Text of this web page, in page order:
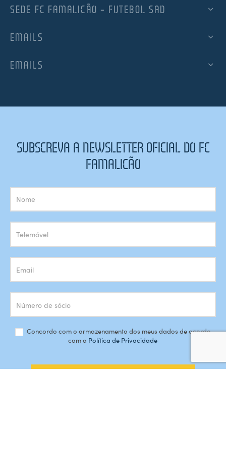
SEDE FC FAMALICÃO – FUTEBOL SAD
EMAILS
EMAILS
SUBSCREVA A NEWSLETTER OFICIAL DO FC
FAMALICÃO
Subscrição
Newsletter
Concordo com o armazenamento dos meus dados de acordo
com a Política de Privacidade